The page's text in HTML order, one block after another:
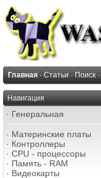
Главная · Статьи · Поиск ·
Навигация
· Генеральная
· Материнские платы
· Контроллеры
· CPU - процессоры
· Память - RAM
· Видеокарты